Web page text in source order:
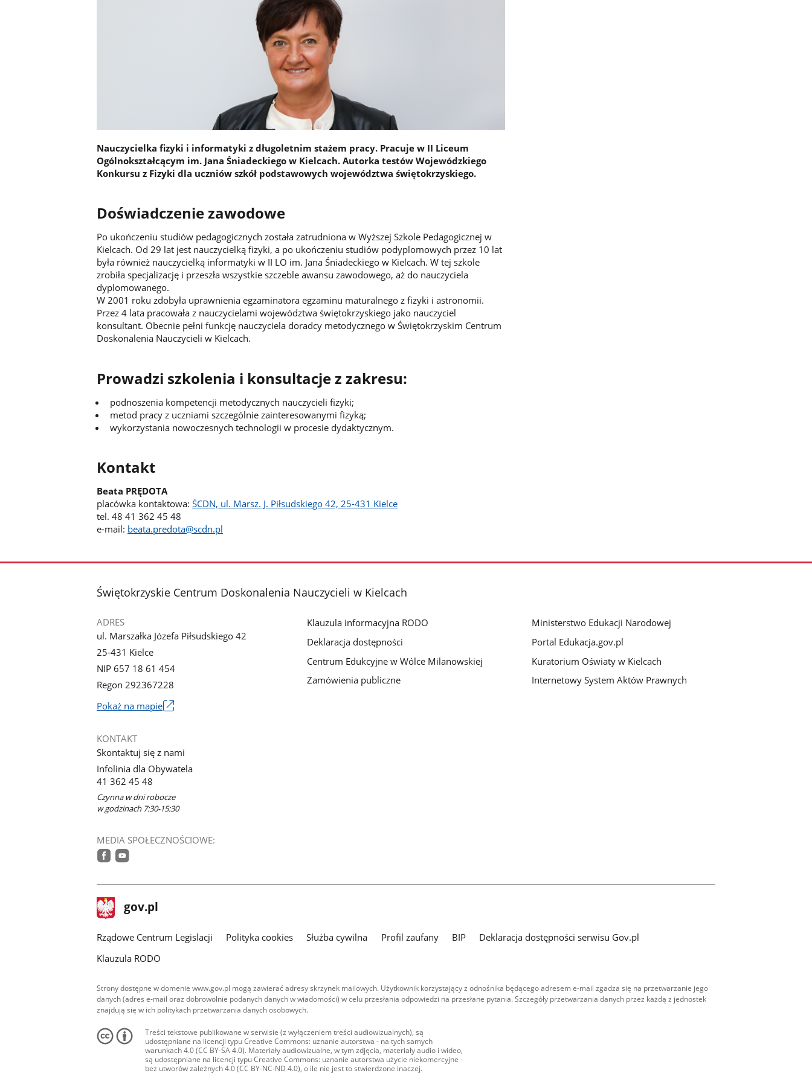
Nauczycielka fizyki i informatyki z długoletnim stażem pracy. Pracuje w II Liceum
Ogólnokształcącym im. Jana Śniadeckiego w Kielcach. Autorka testów Wojewódzkiego
Konkursu z Fizyki dla uczniów szkół podstawowych województwa świętokrzyskiego.
Doświadczenie zawodowe
Po ukończeniu studiów pedagogicznych została zatrudniona w Wyższej Szkole Pedagogicznej w
Kielcach. Od 29 lat jest nauczycielką fizyki, a po ukończeniu studiów podyplomowych przez 10 lat
była również nauczycielką informatyki w II LO im. Jana Śniadeckiego w Kielcach. W tej szkole
zrobiła specjalizację i przeszła wszystkie szczeble awansu zawodowego, aż do nauczyciela
dyplomowanego.
W 2001 roku zdobyła uprawnienia egzaminatora egzaminu maturalnego z fizyki i astronomii.
Przez 4 lata pracowała z nauczycielami województwa świętokrzyskiego jako nauczyciel
konsultant. Obecnie pełni funkcję nauczyciela doradcy metodycznego w Świętokrzyskim Centrum
Doskonalenia Nauczycieli w Kielcach.
Prowadzi szkolenia i konsultacje z zakresu:
podnoszenia kompetencji metodycznych nauczycieli fizyki;
metod pracy z uczniami szczególnie zainteresowanymi fizyką;
wykorzystania nowoczesnych technologii w procesie dydaktycznym.
Kontakt
Beata PRĘDOTA
placówka kontaktowa: ŚCDN, ul. Marsz. J. Piłsudskiego 42, 25-431 Kielce
tel. 48 41 362 45 48
e-mail: beata.predota@scdn.pl
stopka
Świętokrzyskie Centrum Doskonalenia Nauczycieli w Kielcach
ADRES
ul. Marszałka Józefa Piłsudskiego 42
25-431 Kielce
NIP 657 18 61 454
Regon 292367228
Pokaż na mapieLink
nowym
oknie
KONTAKT
Skontaktuj się z nami
Infolinia dla Obywatela
41 362 45 48
Czynna w dni robocze
w godzinach 7:30-15:30
MEDIA SPOŁECZNOŚCIOWE:
Klauzula informacyjna RODO
Deklaracja dostępności
Centrum Edukcyjne w Wólce Milanowskiej
Zamówienia publiczne
Ministerstwo Edukacji Narodowej
Portal Edukacja.gov.pl
Kuratorium Oświaty w Kielcach
Internetowy System Aktów Prawnych
stopka
gov.pl Strona
gov.pl
Rządowe Centrum Legislacji Polityka cookies Służba cywilna Profil zaufany BIP
Deklaracja dostępności serwisu Gov.pl
Klauzula RODO
Strony dostępne w domenie www.gov.pl mogą zawierać adresy skrzynek mailowych. Użytkownik korzystający z odnośnika będącego adresem e-mail zgadza się na przetwarzanie jego
danych (adres e-mail oraz dobrowolnie podanych danych w wiadomości) w celu przesłania odpowiedzi na przesłane pytania. Szczegóły przetwarzania danych przez każdą z jednostek
znajdują się w ich politykach przetwarzania danych osobowych.
Treści tekstowe publikowane w serwisie (z wyłączeniem treści audiowizualnych), są
udostępniane na licencji typu Creative Commons: uznanie autorstwa - na tych samych
warunkach 4.0 (CC BY-SA 4.0). Materiały audiowizualne, w tym zdjęcia, materiały audio i wideo,
są udostępniane na licencji typu Creative Commons: uznanie autorstwa użycie niekomercyjne -
bez utworów zależnych 4.0 (CC BY-NC-ND 4.0), o ile nie jest to stwierdzone inaczej.